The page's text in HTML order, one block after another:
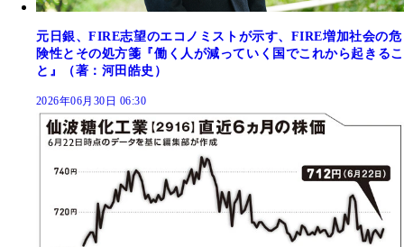
元日銀、FIRE志望のエコノミストが示す、FIRE増加社会の危
険性とその処方箋『働く人が減っていく国でこれから起きるこ
と』（著：河田皓史）
2026年06月30日 06:30